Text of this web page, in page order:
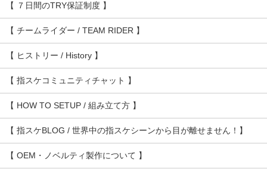
【 ７日間のTRY保証制度 】
【 チームライダー / TEAM RIDER 】
【 ヒストリー / History 】
【 指スケコミュニティチャット 】
【 HOW TO SETUP / 組み立て方 】
【 指スケBLOG / 世界中の指スケシーンから目が離せません！】
【 OEM・ノベルティ製作について 】